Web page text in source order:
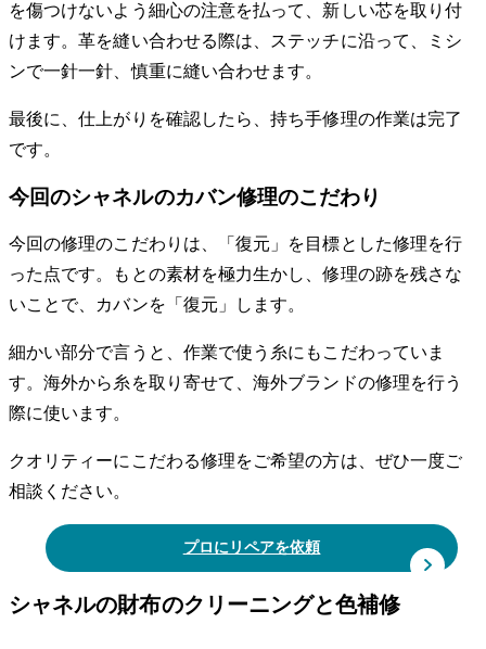
を傷つけないよう細心の注意を払って、新しい芯を取り付
けます。革を縫い合わせる際は、ステッチに沿って、ミシ
ンで一針一針、慎重に縫い合わせます。
最後に、仕上がりを確認したら、持ち手修理の作業は完了
です。
今回のシャネルのカバン修理のこだわり
今回の修理のこだわりは、「復元」を目標とした修理を行
った点です。もとの素材を極力生かし、修理の跡を残さな
いことで、カバンを「復元」します。
細かい部分で言うと、作業で使う糸にもこだわっていま
す。海外から糸を取り寄せて、海外ブランドの修理を行う
際に使います。
クオリティーにこだわる修理をご希望の方は、ぜひ一度ご
相談ください。
プロにリペアを依頼
シャネルの財布のクリーニングと色補修